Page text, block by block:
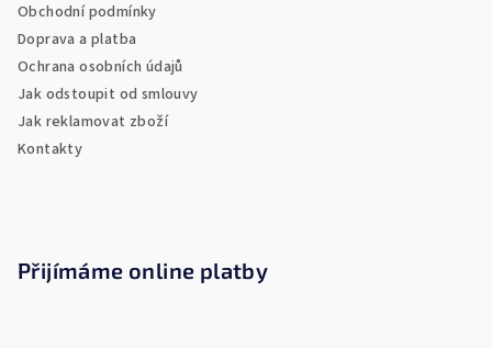
Obchodní podmínky
Doprava a platba
Ochrana osobních údajů
Jak odstoupit od smlouvy
Jak reklamovat zboží
Kontakty
Přijímáme online platby